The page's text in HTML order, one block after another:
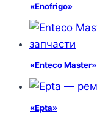
«Enofrigo»
«Enteco Master»
«Epta»